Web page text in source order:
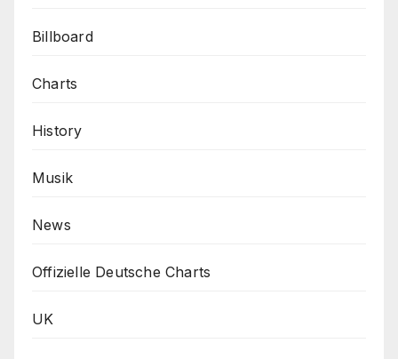
Billboard
Charts
History
Musik
News
Offizielle Deutsche Charts
UK